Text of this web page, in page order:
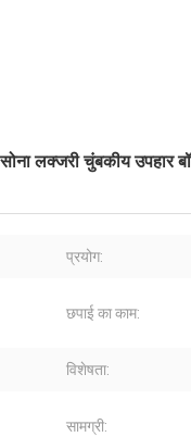
लक्जरी चुंबकीय उपहार
प्रयोग:
छपाई का काम:
विशेषता:
सामग्री: